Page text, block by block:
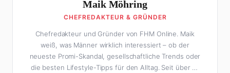
Maik Möhring
CHEFREDAKTEUR & GRÜNDER
Chefredakteur und Gründer von FHM Online. Maik
weiß, was Männer wirklich interessiert – ob der
neueste Promi-Skandal, gesellschaftliche Trends oder
die besten Lifestyle-Tipps für den Alltag. Seit über 10